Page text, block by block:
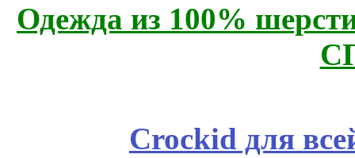
Одежда из 100%
Crockid для